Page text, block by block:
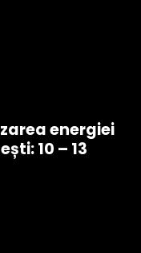
energiei
10 – 13